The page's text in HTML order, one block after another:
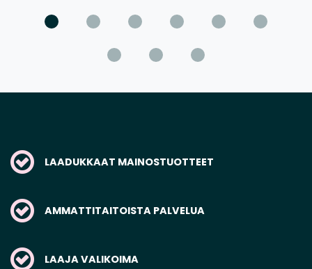
LAADUKKAAT MAINOSTUOTTEET
AMMATTITAITOISTA PALVELUA
LAAJA VALIKOIMA